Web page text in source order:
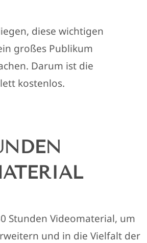
diese wichtigen
großes Publikum
Darum ist die
kostenlos.
Stunden Videomaterial, um
und in die Vielfalt der